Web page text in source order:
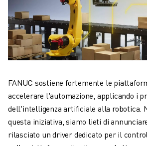
SOFTWARE ROBOTICO
SOFTWARE DI SIMULAZIONE
PRODOTTI DI ROBOTICA PER EDUCATION
AUTOMAZIONE ROBOTICA
ROBOT DI SALDATURA AD ARCO
SERIE ARC MATE
SERIE M-900
ROBOT DELTA
ROBOT PER ALIMENTI E CAMERE BIANCHE
ROBOT PER LA VERNICIATURA
FANUC sostiene fortemente le
accelerare l'automazione, applicando i
dell'intelligenza artificiale alla robotica.
questa iniziativa, siamo lieti di
rilasciato un driver dedicato per il